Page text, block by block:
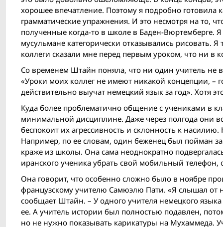
хорошее впечатление. Поэтому я подробно готовила
грамматические упражнения. И это несмотря на то,
полученные когда-то в школе в Баден-Вюртемберге.
мусульмане категорически отказывались рисовать.
коллеги сказали мне перед первым уроком, что ни в
Со временем Штайн поняла, что ни один учитель не
«Уроки моих коллег не имеют никакой концепции, –
действительно выучат немецкий язык за год». Хотя
Куда более проблематично общение с учениками в
минимальной дисциплине. Даже через полгода они
беспокоит их агрессивность и склонность к
Например, по ее словам, один беженец был пойман
краже из школы. Она сама неоднократно
иранского ученика убрать свой мобильный
Она говорит, что особенно сложно было в ноябре
французскому учителю Сaмюэлю Пати. «Я слышал от
сообщает Штайн. – У одного учителя немецкого
ее. А учитель истории был полностью подавлен,
но не нужно показывать карикатуры на Мухаммеда.